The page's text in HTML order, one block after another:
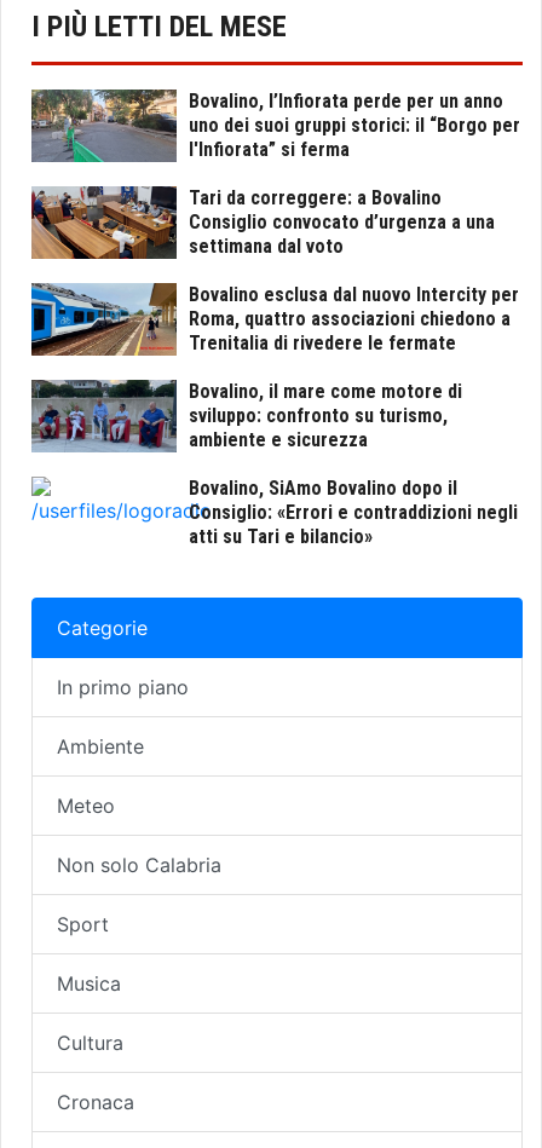
I PIÙ LETTI DEL MESE
Bovalino, l’Infiorata perde per un anno
uno dei suoi gruppi storici: il “Borgo per
l'Infiorata” si ferma
Tari da correggere: a Bovalino
Consiglio convocato d’urgenza a una
settimana dal voto
Bovalino esclusa dal nuovo Intercity per
Roma, quattro associazioni chiedono a
Trenitalia di rivedere le fermate
Bovalino, il mare come motore di
sviluppo: confronto su turismo,
ambiente e sicurezza
Bovalino, SiAmo Bovalino dopo il
Consiglio: «Errori e contraddizioni negli
atti su Tari e bilancio»
Categorie
In primo piano
Ambiente
Meteo
Non solo Calabria
Sport
Musica
Cultura
Cronaca